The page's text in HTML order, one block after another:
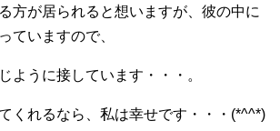
方が居られると想いますが、彼の中に
ていますので、
ように接しています・・・。
くれるなら、私は幸せです・・・(*^^*)